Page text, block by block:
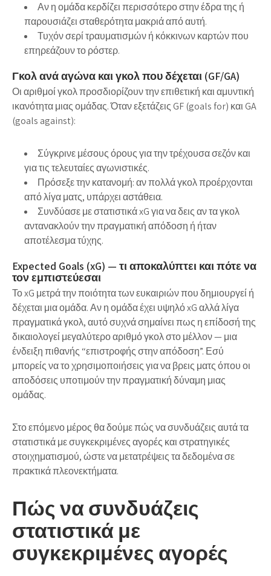
Αν η ομάδα κερδίζει περισσότερο στην έδρα της ή
παρουσιάζει σταθερότητα μακριά από αυτή.
Τυχόν σερί τραυματισμών ή κόκκινων καρτών που
επηρεάζουν το ρόστερ.
Γκολ ανά αγώνα και γκολ που δέχεται (GF/GA)
Οι αριθμοί γκολ προσδιορίζουν την επιθετική και αμυντική
ικανότητα μιας ομάδας. Όταν εξετάζεις GF (goals for) και GA
(goals against):
Σύγκρινε μέσους όρους για την τρέχουσα σεζόν και
για τις τελευταίες αγωνιστικές.
Πρόσεξε την κατανομή: αν πολλά γκολ προέρχονται
από λίγα ματς, υπάρχει αστάθεια.
Συνδύασε με στατιστικά xG για να δεις αν τα γκολ
αντανακλούν την πραγματική απόδοση ή ήταν
αποτέλεσμα τύχης.
Expected Goals (xG) — τι αποκαλύπτει και πότε να
τον εμπιστεύεσαι
Το xG μετρά την ποιότητα των ευκαιριών που δημιουργεί ή
δέχεται μια ομάδα. Αν η ομάδα έχει υψηλό xG αλλά λίγα
πραγματικά γκολ, αυτό συχνά σημαίνει πως η επίδοσή της
δικαιολογεί μεγαλύτερο αριθμό γκολ στο μέλλον — μια
ένδειξη πιθανής “επιστροφής στην απόδοση”. Εσύ
μπορείς να το χρησιμοποιήσεις για να βρεις ματς όπου οι
αποδόσεις υποτιμούν την πραγματική δύναμη μιας
ομάδας.
Στο επόμενο μέρος θα δούμε πώς να συνδυάζεις αυτά τα
στατιστικά με συγκεκριμένες αγορές και στρατηγικές
στοιχηματισμού, ώστε να μετατρέψεις τα δεδομένα σε
πρακτικά πλεονεκτήματα.
Πώς να συνδυάζεις
στατιστικά με
συγκεκριμένες αγορές